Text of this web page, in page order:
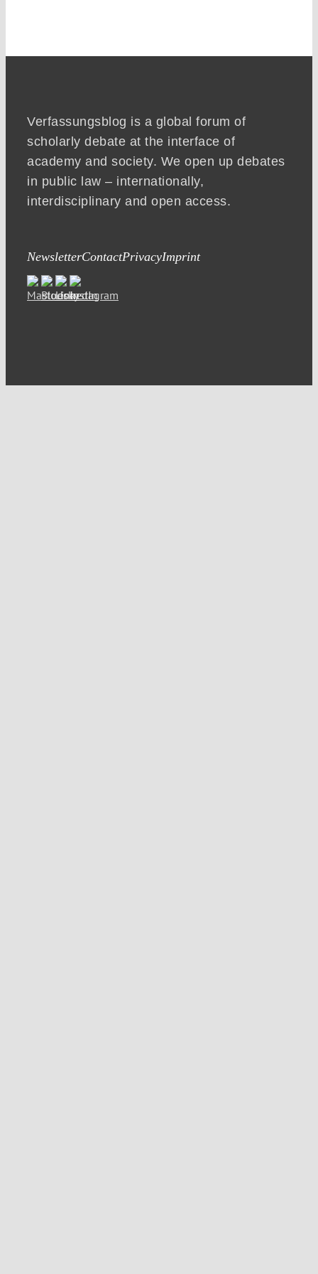
Verfassungsblog is a global forum of
scholarly debate at the interface of
academy and society. We open up debates
in public law – internationally,
interdisciplinary and open access.
NewsletterContactPrivacyImprint